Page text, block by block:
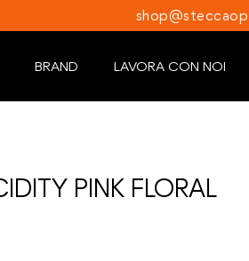
BRAND LAVORA CON NOI
PINK FLORAL